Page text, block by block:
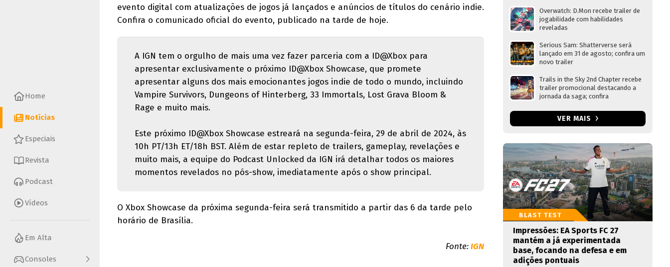
Home
Notícias
Especiais
Revista
Podcast
Vídeos
Em Alta
Consoles
evento digital com atualizações de jogos já lançados e anúncios de títulos do cenário indie.
Confira o comunicado oficial do evento, publicado na tarde de hoje.
A IGN tem o orgulho de mais uma vez fazer parceria com a ID@Xbox para
apresentar exclusivamente o próximo ID@Xbox Showcase, que promete
apresentar alguns dos mais emocionantes jogos indie de todo o mundo, incluindo
Vampire Survivors, Dungeons of Hinterberg, 33 Immortals, Lost Grava Bloom &
Rage e muito mais.
Este próximo ID@Xbox Showcase estreará na segunda-feira, 29 de abril de 2024, às
10h PT/13h ET/18h BST. Além de estar repleto de trailers, gameplay, revelações e
muito mais, a equipe do Podcast Unlocked da IGN irá detalhar todos os maiores
momentos revelados no pós-show, imediatamente após o show principal.
O Xbox Showcase da próxima segunda-feira será transmitido a partir das 6 da tarde pelo
horário de Brasília.
Fonte:IGN
Overwatch: D.Mon recebe trailer de
jogabilidade com habilidades
reveladas
Serious Sam: Shatterverse será
lançado em 31 de agosto; confira um
novo trailer
Trails in the Sky 2nd Chapter recebe
trailer promocional destacando a
jornada da saga; confira
VER MAIS
BLAST TEST
Impressões: EA Sports FC 27
mantém a já experimentada
base, focando na defesa e em
adições pontuais